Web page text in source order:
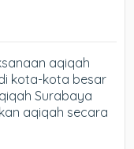
aqiqah
kota-kota besar
Surabaya
aqiqah secara